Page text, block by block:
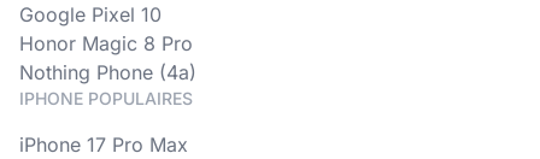
Google Pixel 10
Honor Magic 8 Pro
Nothing Phone (4a)
IPHONE POPULAIRES
iPhone 17 Pro Max